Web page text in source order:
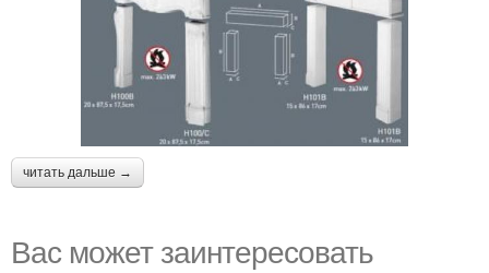
читать дальше →
Вас может заинтересовать